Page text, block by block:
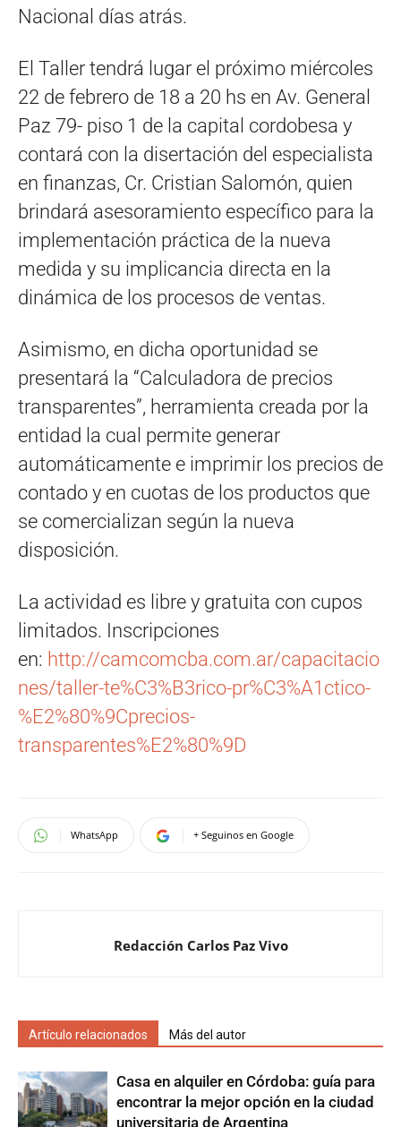
Nacional días atrás.
El Taller tendrá lugar el próximo miércoles
22 de febrero de 18 a 20 hs en Av. General
Paz 79- piso 1 de la capital cordobesa y
contará con la disertación del especialista
en finanzas, Cr. Cristian Salomón, quien
brindará asesoramiento específico para la
implementación práctica de la nueva
medida y su implicancia directa en la
dinámica de los procesos de ventas.
Asimismo, en dicha oportunidad se
presentará la “Calculadora de precios
transparentes”, herramienta creada por la
entidad la cual permite generar
automáticamente e imprimir los precios de
contado y en cuotas de los productos que
se comercializan según la nueva
disposición.
La actividad es libre y gratuita con cupos
limitados. Inscripciones
en: http://camcomcba.com.ar/capacitacio
nes/taller-te%C3%B3rico-pr%C3%A1ctico-
%E2%80%9Cprecios-
transparentes%E2%80%9D
WhatsApp + Seguinos en Google
Redacción Carlos Paz Vivo
Artículo relacionados Más del autor
Casa en alquiler en Córdoba: guía para
encontrar la mejor opción en la ciudad
universitaria de Argentina